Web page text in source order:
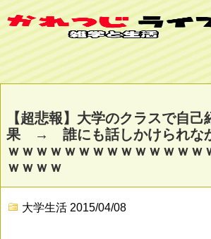
【超悲報】大学のクラスで自己
果 → 誰にも話しかけられな
ｗｗｗｗｗｗｗｗｗｗｗｗｗｗ
ｗｗｗｗ
大学生活 2015/04/08